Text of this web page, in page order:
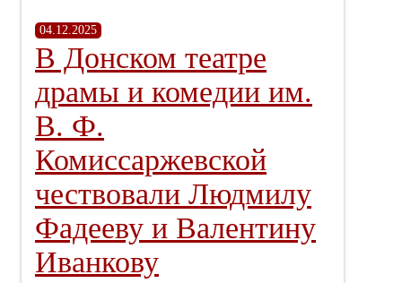
04.12.2025
В Донском театре
драмы и комедии им.
В. Ф.
Комиссаржевской
чествовали Людмилу
Фадееву и Валентину
Иванкову